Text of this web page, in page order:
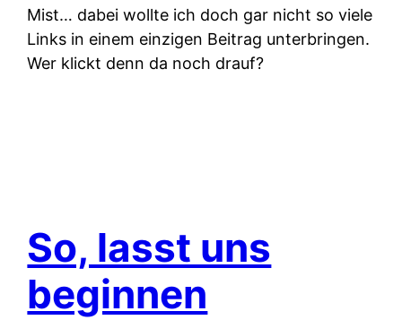
Mist… dabei wollte ich doch gar nicht so viele
Links in einem einzigen Beitrag unterbringen.
Wer klickt denn da noch drauf?
So, lasst uns
beginnen